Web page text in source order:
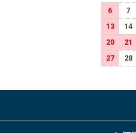
6
7
13
14
20
21
27
28